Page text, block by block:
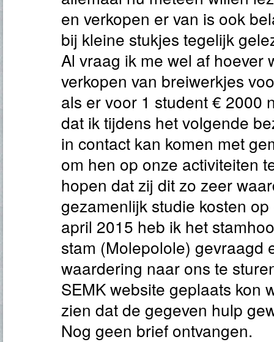
en verkopen er van is ook
bij kleine stukjes tegelijk
Al vraag ik me wel af hoever
verkopen van breiwerkjes
als er voor 1 student € 2000
dat ik tijdens het volgende
in contact kan komen met
om hen op onze activiteiten
hopen dat zij dit zo zeer
gezamenlijk studie kosten
april 2015 heb ik het
stam (Molepolole) gevraagd
waardering naar ons te
SEMK website geplaats kon
zien dat de gegeven hulp
Nog geen brief ontvangen.